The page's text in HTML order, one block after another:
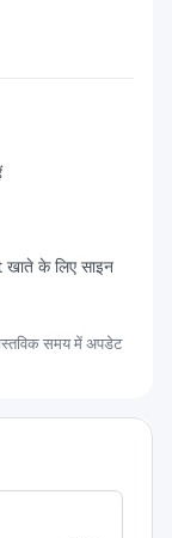
के लिए साइन
समय में अपडेट